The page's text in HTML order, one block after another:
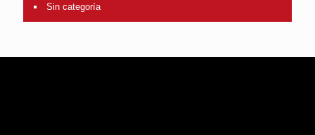
Sin categoría